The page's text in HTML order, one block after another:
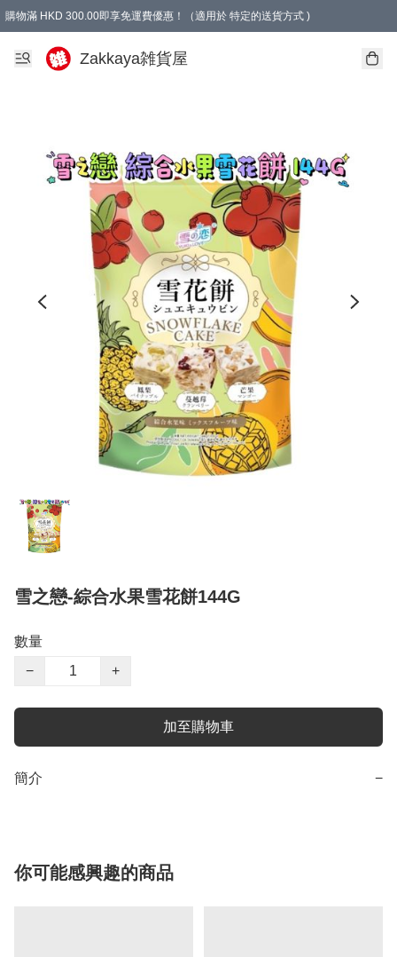
購物滿 HKD 300.00即享免運費優惠！（適用於 特定的送貨方式 )
Zakkaya雑貨屋
雪之戀-綜合水果雪花餅144G
數量
−
+
加至購物車
簡介 −
你可能感興趣的商品